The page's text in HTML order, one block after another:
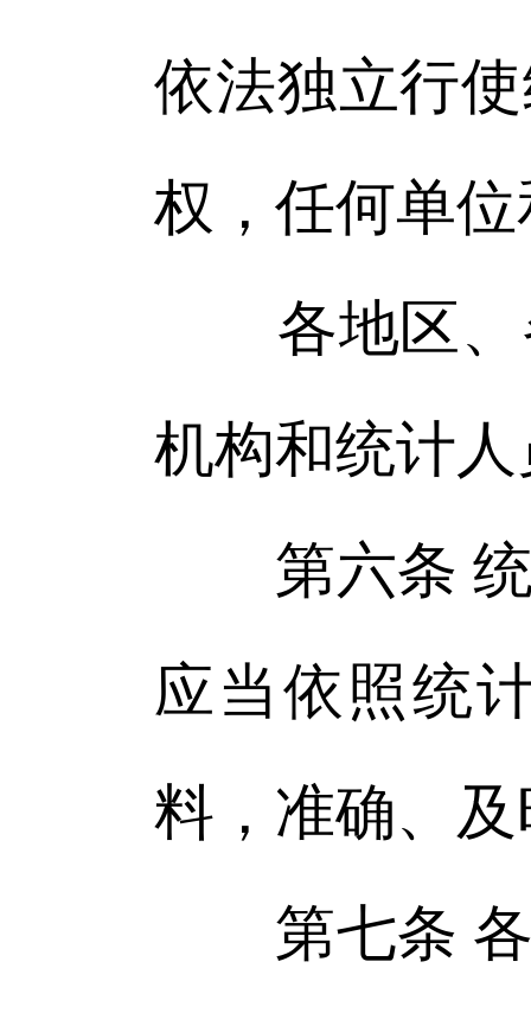
依法独立行
权，任何单
各地区、
机构和统计
第六条 统
应当依照统
料，准确、
第七条 各